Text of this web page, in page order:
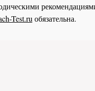
Test.ruобязательна.